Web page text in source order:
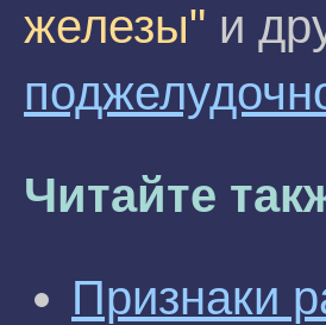
железы" и
Читайте
Признаки